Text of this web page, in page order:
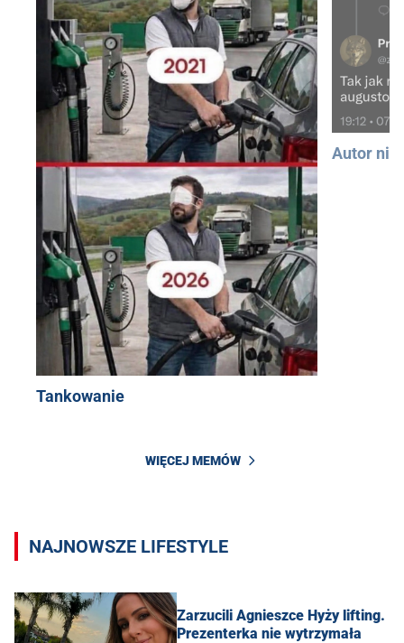
Tankowanie
Autor
WIĘCEJ MEMÓW
NAJNOWSZE LIFESTYLE
Zarzucili Agnieszce Hyży lifting.
Prezenterka nie wytrzymała